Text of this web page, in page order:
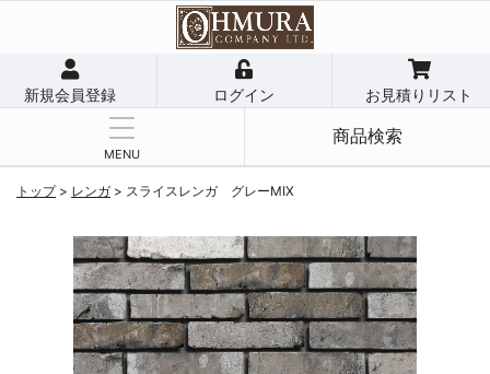
新規会員登録 ログイン お見積りリスト
MENU
商品検索
トップ> レンガ > スライスレンガ グレーMIX